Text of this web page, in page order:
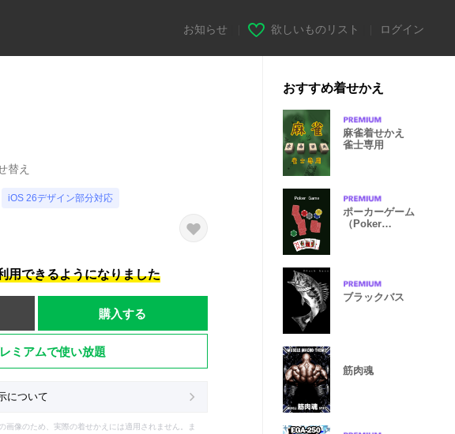
お知らせ 欲しいものリスト ログイン
替え
iOS 26デザイン部分対応
用できるようになりました
購入する
ミアムで使い放題
について
画像のため、実際の着せかえには適用されません。ま
おすすめ着せかえ
麻雀着せかえ
雀士専用
ポーカーゲーム
（Poker
ブラックバス
筋肉魂